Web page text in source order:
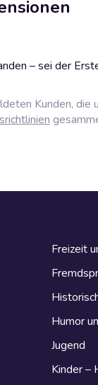
– sei der
Kunden,
Freizeit
Humor
Jugend
Kinder –